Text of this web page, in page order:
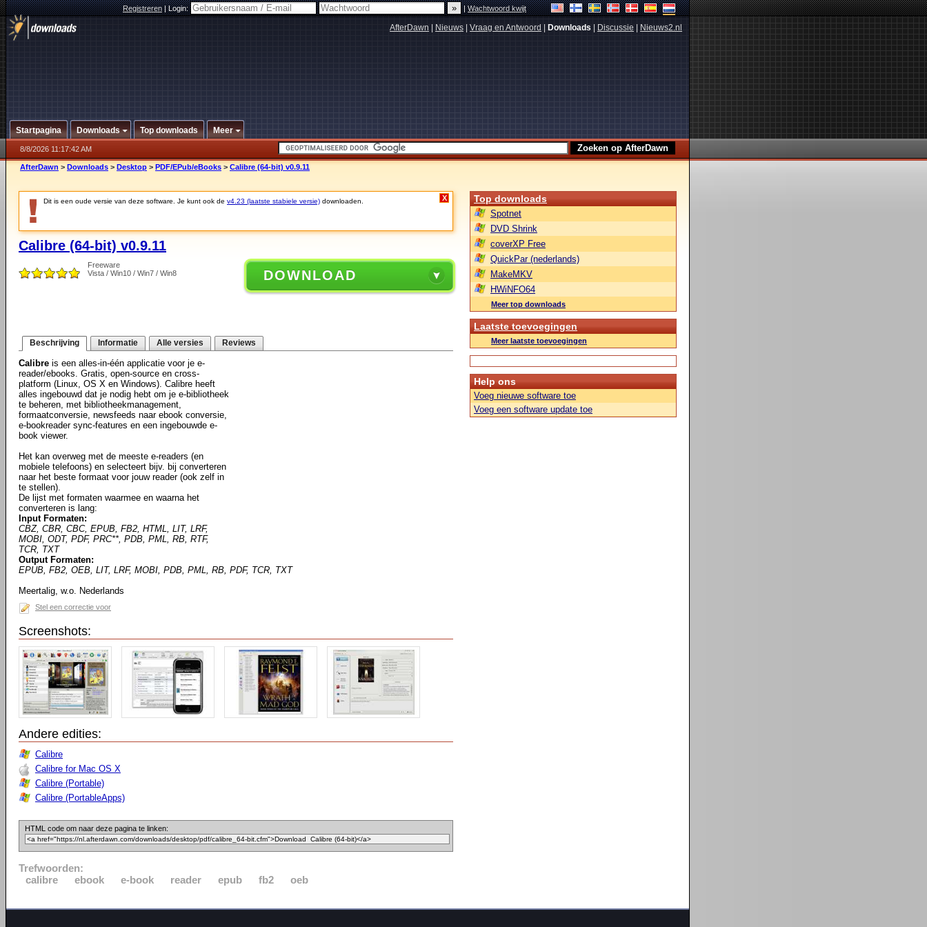
Registreren|Login: |Wachtwoord kwijt
AfterDawn Nieuws Vraag en Antwoord Downloads Discussie Nieuws2.nl
Startpagina Downloads Top downloads Meer
8/8/2026 11:17:42 AM
AfterDawn > Downloads > Desktop > PDF/EPub/eBooks > Calibre (64-bit) v0.9.11
Dit is een oude versie van deze software. Je kunt ook de v4.23 (laatste stabiele versie) downloaden. X
Calibre (64-bit) v0.9.11
Freeware
Vista / Win10 / Win7 / Win8
DOWNLOAD
Beschrijving Informatie Alle versies Reviews
Calibre is een alles-in-één applicatie voor je e-
reader/ebooks. Gratis, open-source en cross-
platform (Linux, OS X en Windows). Calibre heeft
alles ingebouwd dat je nodig hebt om je e-bibliotheek
te beheren, met bibliotheekmanagement,
formaatconversie, newsfeeds naar ebook conversie,
e-bookreader sync-features en een ingebouwde e-
book viewer.
Het kan overweg met de meeste e-readers (en
mobiele telefoons) en selecteert bijv. bij converteren
naar het beste formaat voor jouw reader (ook zelf in
te stellen).
De lijst met formaten waarmee en waarna het
converteren is lang:
Input Formaten:
CBZ, CBR, CBC, EPUB, FB2, HTML, LIT, LRF,
MOBI, ODT, PDF, PRC**, PDB, PML, RB, RTF,
TCR, TXT
Output Formaten:
EPUB, FB2, OEB, LIT, LRF, MOBI, PDB, PML, RB, PDF, TCR, TXT
Meertalig, w.o. Nederlands
Stel een correctie voor
Screenshots:
Andere edities:
Calibre
Calibre for Mac OS X
Calibre (Portable)
Calibre (PortableApps)
HTML code om naar deze pagina te linken:
Trefwoorden:
calibre
ebook e-book reader epub fb2 oeb
Top downloads
Spotnet
DVD Shrink
coverXP Free
QuickPar (nederlands)
MakeMKV
HWiNFO64
Meer top downloads
Laatste toevoegingen
Meer laatste toevoegingen
Help ons
Voeg nieuwe software toe
Voeg een software update toe